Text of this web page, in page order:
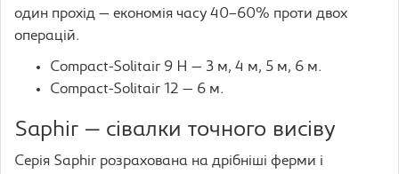
один прохід — економія часу 40–60% проти двох
операцій.
Compact-Solitair 9 H — 3 м, 4 м, 5 м, 6 м.
Compact-Solitair 12 — 6 м.
Saphir — сівалки точного висіву
Серія Saphir розрахована на дрібніші ферми і